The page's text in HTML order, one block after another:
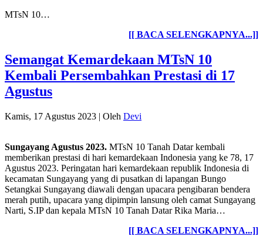
MTsN 10…
[[ BACA SELENGKAPNYA...]]
Semangat Kemardekaan MTsN 10
Kembali Persembahkan Prestasi di 17
Agustus
Kamis, 17 Agustus 2023 | Oleh Devi
Sungayang Agustus 2023. MTsN 10 Tanah Datar kembali
memberikan prestasi di hari kemardekaan Indonesia yang ke 78, 17
Agustus 2023. Peringatan hari kemardekaan republik Indonesia di
kecamatan Sungayang yang di pusatkan di lapangan Bungo
Setangkai Sungayang diawali dengan upacara pengibaran bendera
merah putih, upacara yang dipimpin lansung oleh camat Sungayang
Narti, S.IP dan kepala MTsN 10 Tanah Datar Rika Maria…
[[ BACA SELENGKAPNYA...]]